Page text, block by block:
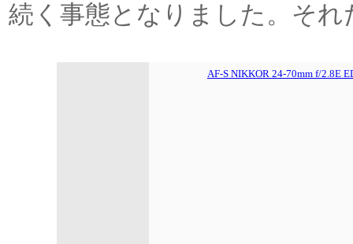
続く事態となりました。そ
AF-S NIKKOR 24-70mm f/2.8E